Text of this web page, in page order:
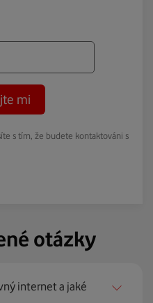
mi
s tím, že budete kontaktováni s
otázky
internet a jaké